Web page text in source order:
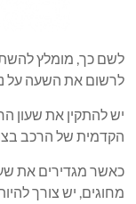
לשם כך, מומלץ
לרשום את השעה על
יש להתקין את שעון
הקדמית של הרכב
כאשר מגדירים את
מחוגים, יש צורך